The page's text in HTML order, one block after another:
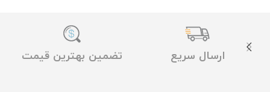
ارسال سریع تضمین بهترین قیمت